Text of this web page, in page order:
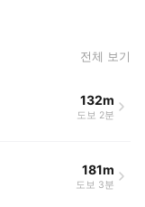
전체 보기
132m
도보 2분
181m
도보 3분